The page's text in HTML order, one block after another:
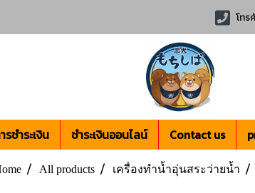
โทร
รชำระเงิน ชำระเงินออนไลน์ Contact us
All products เครื่องทำน้ำอุ่นสระว่ายน้ำ